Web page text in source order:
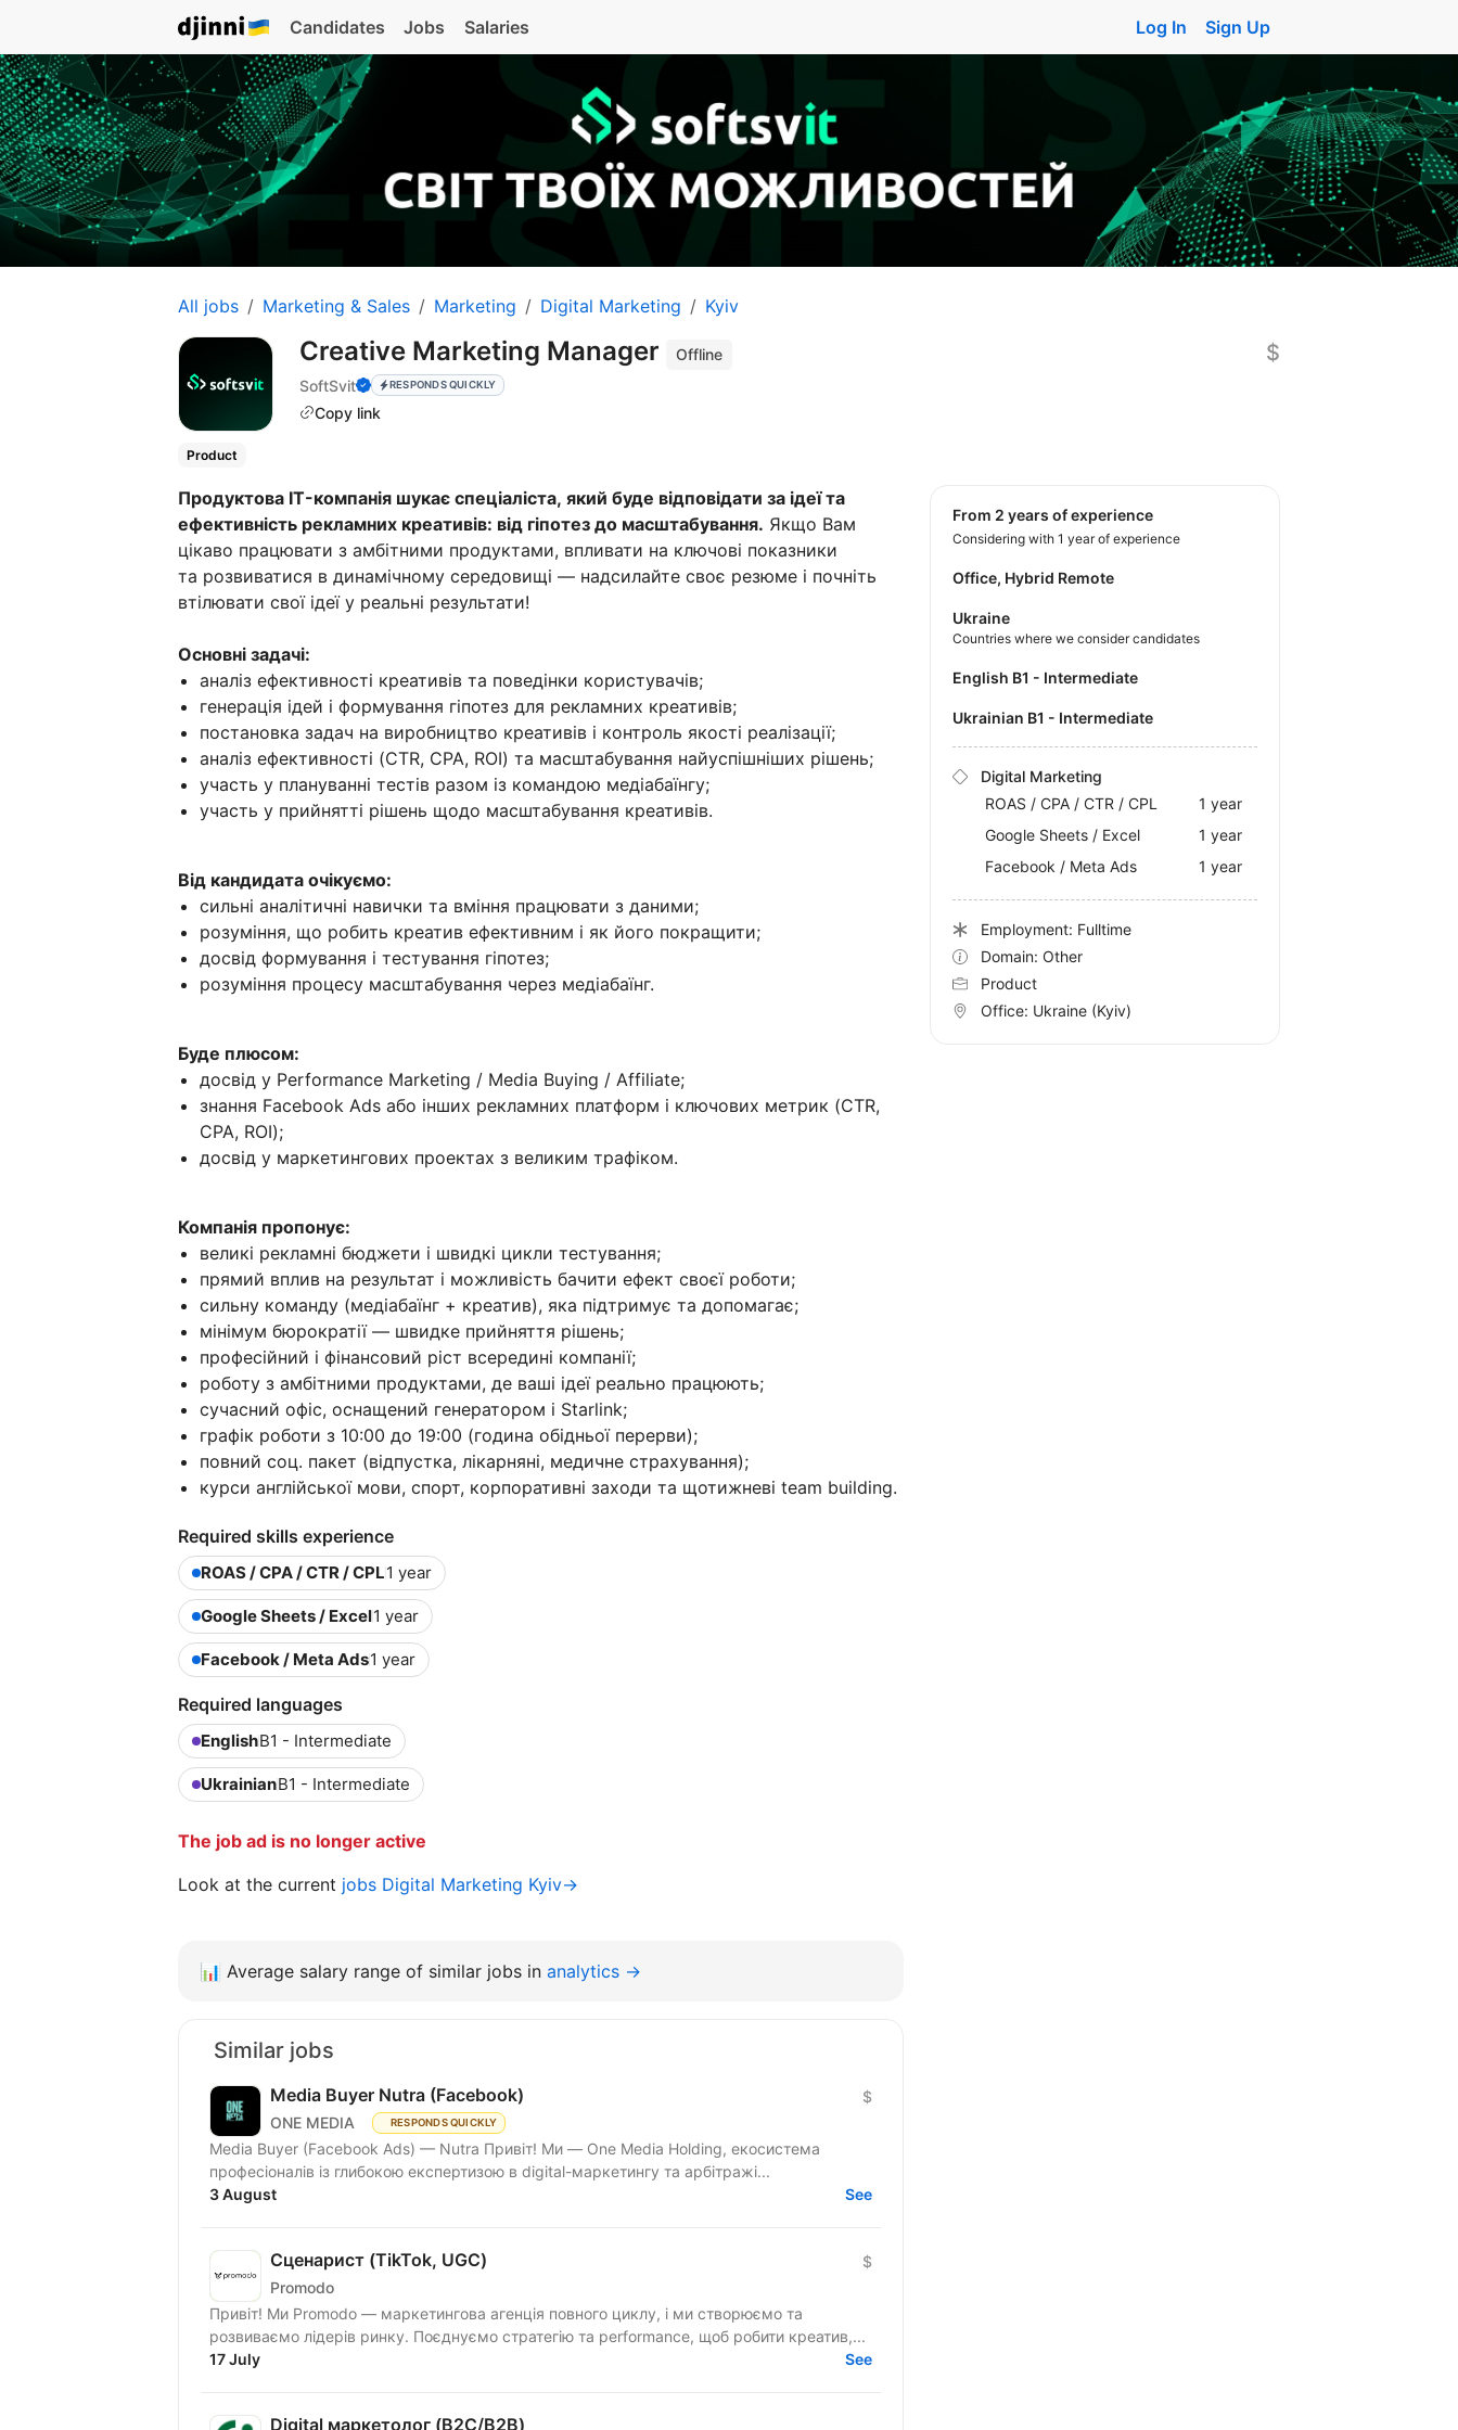
Candidates Jobs Salaries Log In Sign Up
All jobs Marketing & Sales Marketing Digital Marketing Kyiv
Creative Marketing Manager
Offline
SoftSvit
RESPONDS QUICKLY
Copy link
$
Product
Продуктова IT-компанія шукає спеціаліста, який буде відповідати за ідеї та
ефективність рекламних креативів: від гіпотез до масштабування. Якщо Вам
цікаво працювати з амбітними продуктами, впливати на ключові показники
та розвиватися в динамічному середовищі — надсилайте своє резюме і почніть
втілювати свої ідеї у реальні результати!
Основні задачі:
аналіз ефективності креативів та поведінки користувачів;
генерація ідей і формування гіпотез для рекламних креативів;
постановка задач на виробництво креативів і контроль якості реалізації;
аналіз ефективності (CTR, CPA, ROI) та масштабування найуспішніших рішень;
участь у плануванні тестів разом із командою медіабаїнгу;
участь у прийнятті рішень щодо масштабування креативів.
Від кандидата очікуємо:
сильні аналітичні навички та вміння працювати з даними;
розуміння, що робить креатив ефективним і як його покращити;
досвід формування і тестування гіпотез;
розуміння процесу масштабування через медіабаїнг.
Буде плюсом:
досвід у Performance Marketing / Media Buying / Affiliate;
знання Facebook Ads або інших рекламних платформ і ключових метрик (CTR,
CPA, ROI);
досвід у маркетингових проектах з великим трафіком.
Компанія пропонує:
великі рекламні бюджети і швидкі цикли тестування;
прямий вплив на результат і можливість бачити ефект своєї роботи;
сильну команду (медіабаїнг + креатив), яка підтримує та допомагає;
мінімум бюрократії — швидке прийняття рішень;
професійний і фінансовий ріст всередині компанії;
роботу з амбітними продуктами, де ваші ідеї реально працюють;
сучасний офіс, оснащений генератором і Starlink;
графік роботи з 10:00 до 19:00 (година обідньої перерви);
повний соц. пакет (відпустка, лікарняні, медичне страхування);
курси англійської мови, спорт, корпоративні заходи та щотижневі team building.
Required skills experience
ROAS / CPA / CTR / CPL1 year
Google Sheets / Excel1 year
Facebook / Meta Ads1 year
Required languages
EnglishB1 - Intermediate
UkrainianB1 - Intermediate
The job ad is no longer active
Look at the current jobs Digital Marketing Kyiv→
from 2 years of experience
Considering with 1 year of experience
Office, Hybrid Remote
Ukraine
Countries where we consider candidates
English B1 - Intermediate
Ukrainian B1 - Intermediate
Digital Marketing
ROAS / CPA / CTR / CPL
1 year
Google Sheets / Excel
1 year
Facebook / Meta Ads
1 year
Employment: Fulltime
Domain: Other
Product
Office: Ukraine (Kyiv)
📊 Average salary range of similar jobs in analytics →
Similar jobs
Media Buyer Nutra (Facebook)
ONE MEDIA RESPONDS QUICKLY
$
Media Buyer (Facebook Ads) — Nutra Привіт! Ми — One Media Holding, екосистема
професіоналів із глибокою експертизою в digital-маркетингу та арбітражі...
3 August
See
Сценарист (TikTok, UGC)
Promodo
$
Привіт! Ми Promodo — маркетингова агенція повного циклу, і ми створюємо та
розвиваємо лідерів ринку. Поєднуємо стратегію та performance, щоб робити креатив,...
17 July
See
Digital маркетолог (B2C/B2B)